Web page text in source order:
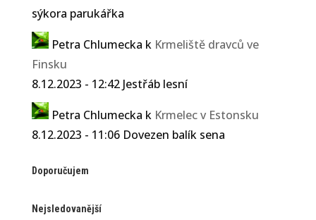
sýkora parukářka
Petra Chlumecka k Krmeliště dravců ve
Finsku
8.12.2023 - 12:42 Jestřáb lesní
Petra Chlumecka k Krmelec v Estonsku
8.12.2023 - 11:06 Dovezen balík sena
Doporučujem
Nejsledovanější